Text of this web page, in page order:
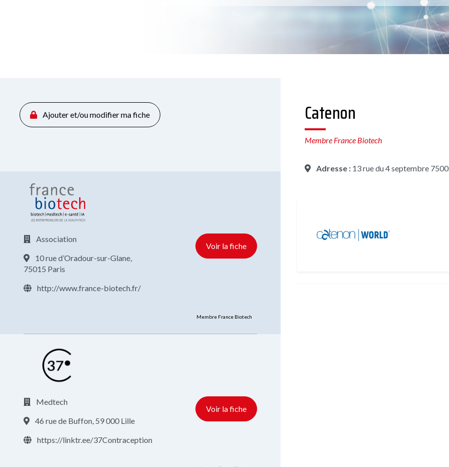
Ajouter et/ou modifier ma fiche
Association
10 rue d’Oradour-sur-Glane,
75015 Paris
http://www.france-biotech.fr/
Voir la fiche
Membre France Biotech
Medtech
46 rue de Buffon, 59 000 Lille
https://linktr.ee/37Contraception
Voir la fiche
Catenon
Membre France Biotech
Adresse : 13 rue du 4 septembre